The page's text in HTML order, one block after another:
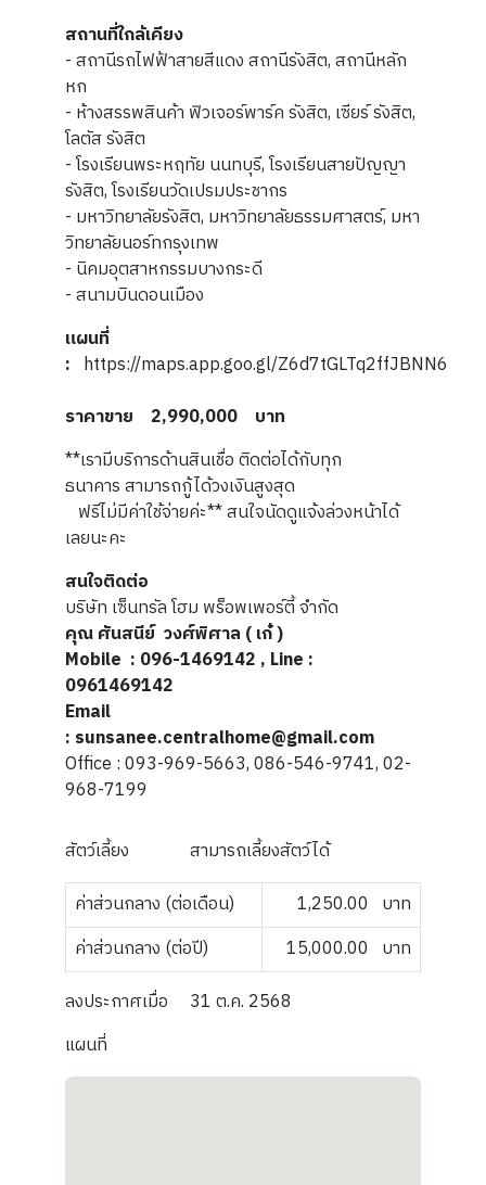
สถานที่ใกล้เคียง
- สถานีรถไฟฟ้าสายสีแดง สถานีรังสิต, สถานีหลัก
หก
- ห้างสรรพสินค้า ฟิวเจอร์พาร์ค รังสิต, เซียร์ รังสิต,
โลตัส รังสิต
- โรงเรียนพระหฤทัย นนทบุรี, โรงเรียนสายปัญญา
รังสิต, โรงเรียนวัดเปรมประชากร
- มหาวิทยาลัยรังสิต, มหาวิทยาลัยธรรมศาสตร์, มหา
วิทยาลัยนอร์ทกรุงเทพ
- นิคมอุตสาหกรรมบางกระดี
- สนามบินดอนเมือง
แผนที่
: https://maps.app.goo.gl/Z6d7tGLTq2ffJBNN6
ราคาขาย 2,990,000 บาท
**เรามีบริการด้านสินเชื่อ ติดต่อได้กับทุก
ธนาคาร สามารถกู้ได้วงเงินสูงสุด
ฟรีไม่มีค่าใช้จ่ายค่ะ** สนใจนัดดูแจ้งล่วงหน้าได้
เลยนะคะ
สนใจติดต่อ
บริษัท เซ็นทรัล โฮม พร็อพเพอร์ตี้ จำกัด
คุณ ศันสนีย์ วงศ์พิศาล ( เก๋ )
Mobile : 096-1469142 , Line :
0961469142
Email
: sunsanee.centralhome@gmail.com
Office : 093-969-5663, 086-546-9741, 02-
968-7199
สัตว์เลี้ยง
สามารถเลี้ยงสัตว์ได้
ค่าส่วนกลาง (ต่อเดือน)
1,250.00 บาท
ค่าส่วนกลาง (ต่อปี)
15,000.00 บาท
ลงประกาศเมื่อ
31 ต.ค. 2568
แผนที่